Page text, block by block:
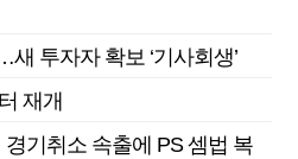
투자자 확보 ‘기사회생’
재개
기취소 속출에 PS 셈법 복